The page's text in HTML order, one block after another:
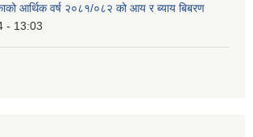
आर्थिक वर्ष २०८१/०८२ को आय र ब्याय बिबरण
- 13:03